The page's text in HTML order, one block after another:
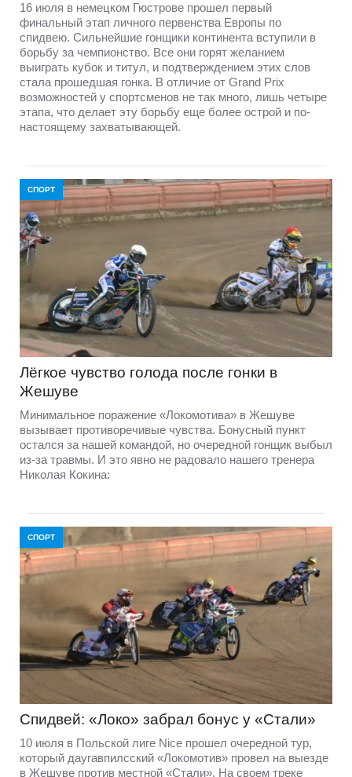
16 июля в немецком Гюстрове прошел первый
финальный этап личного первенства Европы по
спидвею. Сильнейшие гонщики континента вступили в
борьбу за чемпионство. Все они горят желанием
выиграть кубок и титул, и подтверждением этих слов
стала прошедшая гонка. В отличие от Grand Prix
возможностей у спортсменов не так много, лишь четыре
этапа, что делает эту борьбу еще более острой и по-
настоящему захватывающей.
СПОРТ
Лёгкое чувство голода после гонки в
Жешуве
Минимальное поражение «Локомотива» в Жешуве
вызывает противоречивые чувства. Бонусный пункт
остался за нашей командой, но очередной гонщик выбыл
из-за травмы. И это явно не радовало нашего тренера
Николая Кокина:
СПОРТ
Спидвей: «Локо» забрал бонус у «Стали»
10 июля в Польской лиге Nice прошел очередной тур,
который даугавпилсский «Локомотив» провел на выезде
в Жешуве против местной «Стали». На своем треке